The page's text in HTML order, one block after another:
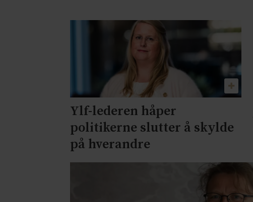
Ylf-lederen håper
politikerne slutter å skylde
på hverandre